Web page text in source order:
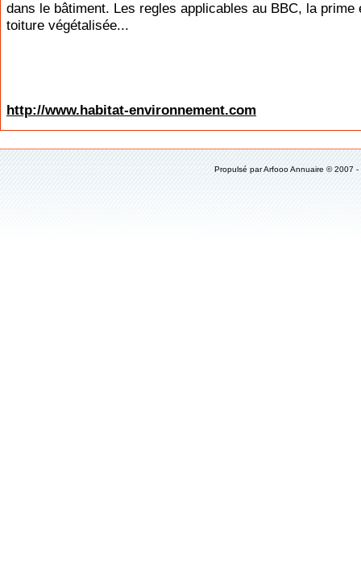
dans le bâtiment. Les regles applicables au BBC, la prime
toiture végétalisée...
http://www.habitat-environnement.com
Propulsé parArfooo Annuaire © 2007